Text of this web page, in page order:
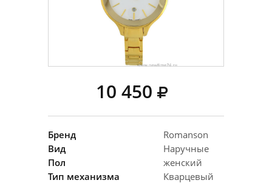
10 450
Бренд
Romanson
Вид
Наручные
Пол
женский
Тип механизма
Кварцевый